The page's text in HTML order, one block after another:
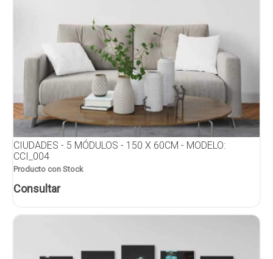
CIUDADES - 5 MÓDULOS - 150 X 60CM - MODELO:
CCI_004
Producto con Stock
Consultar